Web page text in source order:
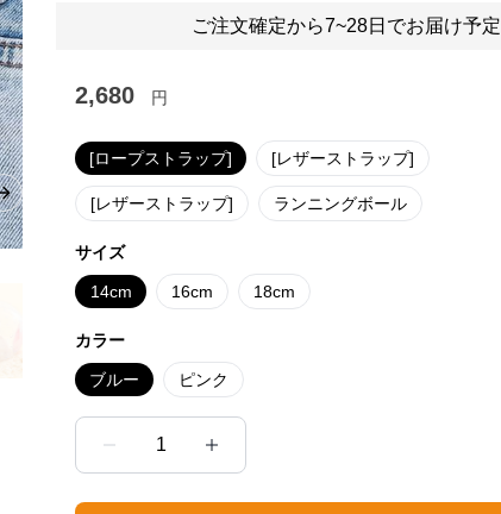
Next slide
ご注文確定から7~28日でお届け予定
2,680 円
[ロープストラップ] [レザーストラップ]
[レザーストラップ] ランニングボール
サイズ
14cm 16cm 18cm
カラー
ブルー ピンク
1